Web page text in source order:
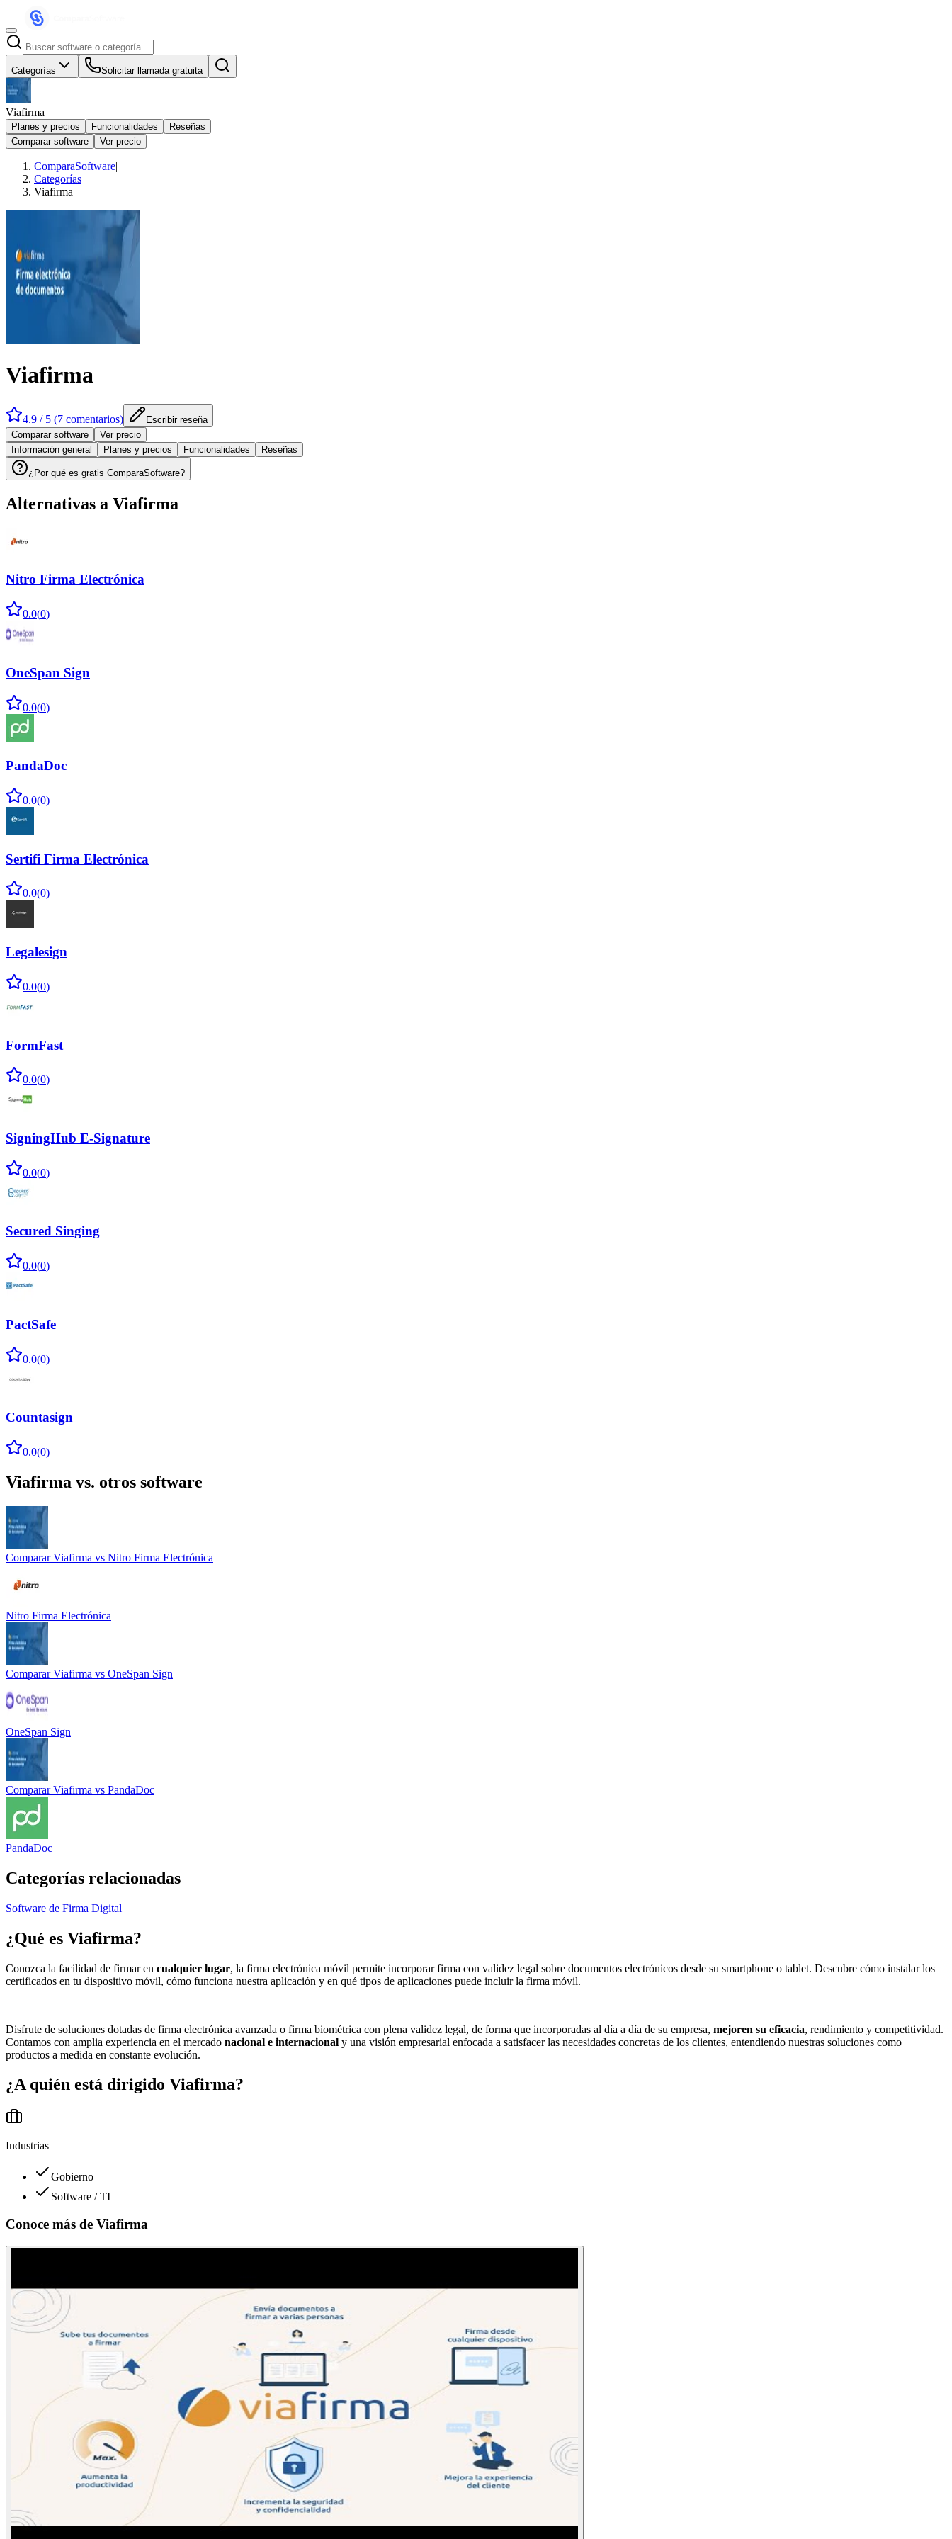
Categorías Solicitar llamada gratuita
Viafirma
Planes y precios Funcionalidades
Reseñas
Comparar software
Ver precio
ComparaSoftware|
Categorías
Viafirma
Viafirma
4.9 / 5 (7 comentarios)
Escribir reseña
Comparar software
Ver precio
Información general
Planes y precios Funcionalidades Reseñas
¿Por qué es gratis ComparaSoftware?
Alternativas a Viafirma
Nitro Firma Electrónica
0.0(0)
OneSpan Sign
0.0(0)
PandaDoc
0.0(0)
Sertifi Firma Electrónica
0.0(0)
Legalesign
0.0(0)
FormFast
0.0(0)
SigningHub E-Signature
0.0(0)
Secured Singing
0.0(0)
PactSafe
0.0(0)
Countasign
0.0(0)
Viafirma vs. otros software
Comparar Viafirma vs Nitro Firma Electrónica
Nitro Firma Electrónica
Comparar Viafirma vs OneSpan Sign
OneSpan Sign
Comparar Viafirma vs PandaDoc
PandaDoc
Categorías relacionadas
Software de Firma Digital
¿Qué es Viafirma?
Conozca la facilidad de firmar en cualquier lugar, la firma electrónica móvil permite incorporar firma con validez legal sobre documentos electrónicos desde su smartphone o tablet. Descubre cómo instalar los
certificados en tu dispositivo móvil, cómo funciona nuestra aplicación y en qué tipos de aplicaciones puede incluir la firma móvil.
Disfrute de soluciones dotadas de firma electrónica avanzada o firma biométrica con plena validez legal, de forma que incorporadas al día a día de su empresa, mejoren su eficacia, rendimiento y competitividad.
Contamos con amplia experiencia en el mercado nacional e internacional y una visión empresarial enfocada a satisfacer las necesidades concretas de los clientes, entendiendo nuestras soluciones como
productos a medida en constante evolución.
¿A quién está dirigido Viafirma?
Industrias
Gobierno
Software / TI
Conoce más de Viafirma